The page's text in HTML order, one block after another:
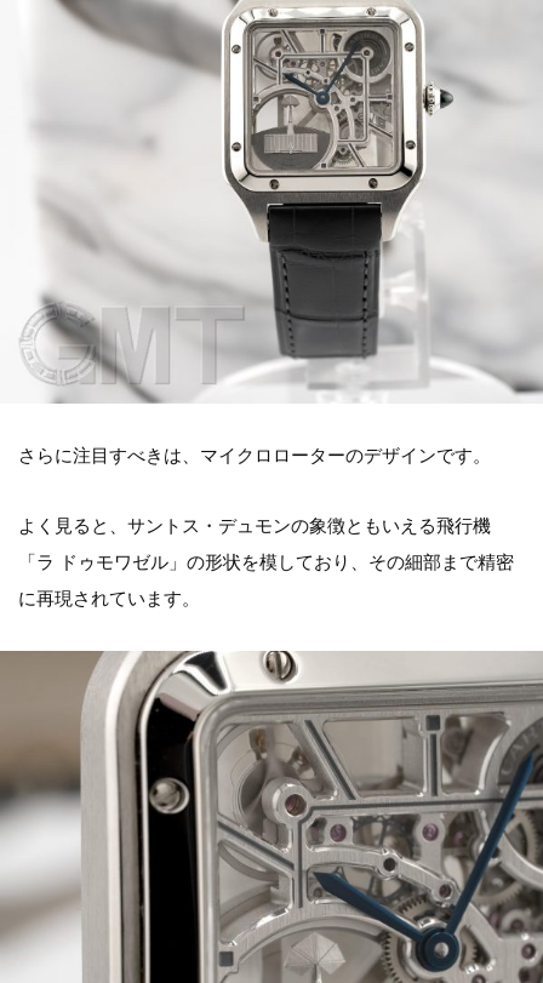
さらに注目すべきは、マイクロローターのデザインです。
よく見ると、サントス・デュモンの象徴ともいえる飛行機
「ラ ドゥモワゼル」の形状を模しており、その細部まで精密
に再現されています。